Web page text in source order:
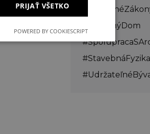
#RodinnýDom
#StavebnáFyzika
PRIJAŤ VŠETKO
POWERED BY COOKIESCRIPT